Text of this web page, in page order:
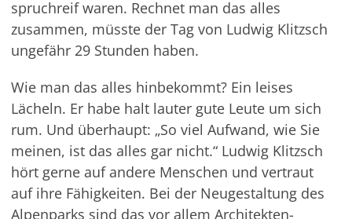
spruchreif waren. Rechnet man das alles
zusammen, müsste der Tag von Ludwig Klitzsch
ungefähr 29 Stunden haben.
Wie man das alles hinbekommt? Ein leises
Lächeln. Er habe halt lauter gute Leute um sich
rum. Und überhaupt: „So viel Aufwand, wie Sie
meinen, ist das alles gar nicht.“ Ludwig Klitzsch
hört gerne auf andere Menschen und vertraut
auf ihre Fähig­keiten. Bei der Neugestaltung des
Alpen­parks sind das vor allem Architekten­-